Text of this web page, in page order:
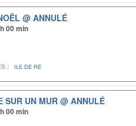
@ ANNULÉ
00 min
: ILE DE RÉ
SUR UN MUR@ ANNULÉ
00 min